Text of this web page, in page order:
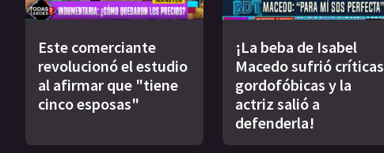
Este comerciante
revolucionó el estudio
al afirmar que "tiene
cinco esposas"
¡La beba de Isabel
Macedo sufrió críticas
gordofóbicas y la
actriz salió a
defenderla!